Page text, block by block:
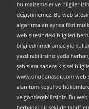
bu malzemeler ve bilgiler
değiştirilemez. Bu web
algoritmaları ayrıca fikri
web sitesindeki bilgileri
bilgi edinmek amacıyla
yazdırabilirsiniz yada
şahıslara sadece kişisel
www.onubanasor.com web
alan tüm koşul ve
ve gönderebilirsiniz. Bu
herhangi bir şekilde tahrif